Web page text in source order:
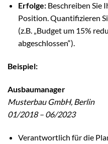
Erfolge:Beschreiben Sie
Position. Quantifizieren
(z.B. „Budget um 15%
abgeschlossen“).
Beispiel:
Ausbaumanager
Musterbau GmbH, Berlin
01/2018 – 06/2023
Verantwortlich für die